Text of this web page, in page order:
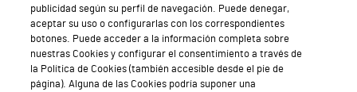
Trabajar en Vithas
Teléfono Cita Médica
Teléfono Atención al Cliente
publicidad según su perfil de navegación. Puede denegar,
aceptar su uso o configurarlas con los correspondientes
botones. Puede acceder a la información completa sobre
nuestras Cookies y configurar el consentimiento a través de
la Política de Cookies (también accesible desde el pie de
página). Alguna de las Cookies podría suponer una